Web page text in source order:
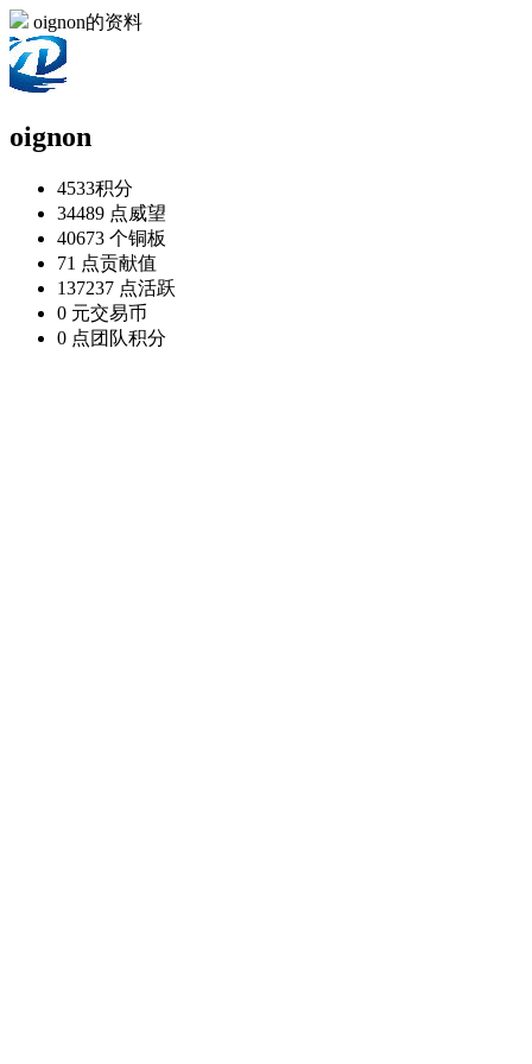
oignon的资料
oignon
4533积分
34489 点威望
40673 个铜板
71 点贡献值
137237 点活跃
0 元交易币
0 点团队积分